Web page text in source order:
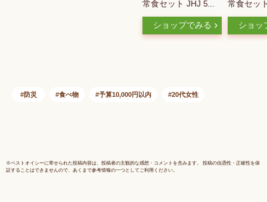
常食セット JHJ 5年
保存 ( 10年保存水付
) アルファ米 パンの
り ご飯 お米 保存食
ショップでみる
常食セッ
存 防災食
分 1人用
ショッ
防災 食べ物 予算10,000円以内 20代女性
※ベストオイシーに寄せられた投稿内容は、投稿者の主観的な感想・コメントを含みます。 投稿の信憑性・正確性を保
証することはできませんので、あくまで参考情報の一つとしてご利用ください。